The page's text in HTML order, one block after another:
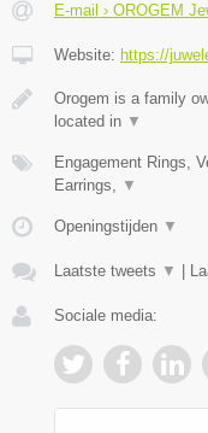
E-mail › OROGEM
Website: https://
Orogem is a family
located in ▼
Engagement Rings,
Earrings, ▼
Openingstijden ▼
Laatste tweets ▼
Sociale media: